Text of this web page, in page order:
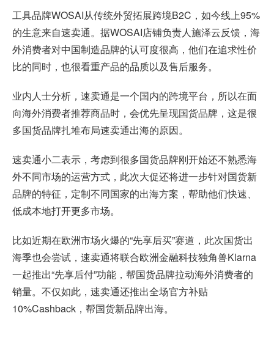
工具品牌WOSAI从传统外贸拓展跨境B2C，如今线上95%
的生意来自速卖通。据WOSAI店铺负责人施泽云反馈，海
外消费者对中国制造品牌的认可度很高，他们在追求性价
比的同时，也很看重产品的品质以及售后服务。
业内人士分析，速卖通是一个国内的跨境平台，所以在面
向海外消费者推荐商品时，会优先呈现国货品牌，这是很
多国货品牌扎堆布局速卖通出海的原因。
速卖通小二表示，考虑到很多国货品牌刚开始还不熟悉海
外不同市场的运营方式，此次大促还将进一步针对国货新
品牌的特征，定制不同国家的出海方案，帮助他们快速、
低成本地打开更多市场。
比如近期在欧洲市场火爆的“先享后买”赛道，此次国货出
海季也会尝试，速卖通将联合欧洲金融科技独角兽Klarna
一起推出“先享后付”功能，帮国货品牌拉动海外消费者的
销量。不仅如此，速卖通还推出全场官方补贴
10%Cashback，帮国货新品牌出海。